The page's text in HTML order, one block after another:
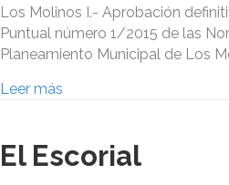
Los Molinos I.- Aprobación
Puntual número 1/2015 de las
Planeamiento Municipal de Los
Leer más
El Escorial